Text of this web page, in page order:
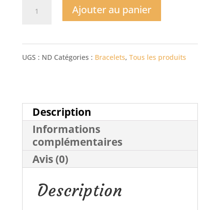
quantité
Bracelet
Roche
Bois
de
Noisetier
Ajouter au panier
UGS : ND Catégories : Bracelets, Tous les produits
Description
Informations
complémentaires
Avis (0)
Description